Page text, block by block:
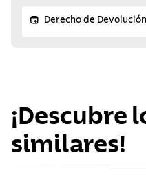
Derecho de
¡Descubre
similares!